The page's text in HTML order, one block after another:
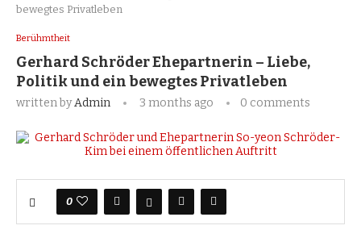
bewegtes Privatleben
Berühmtheit
Gerhard Schröder Ehepartnerin – Liebe,
Politik und ein bewegtes Privatleben
written byAdmin 3 months ago 0 comments
0